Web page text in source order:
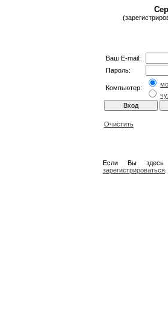
Ваш E-mail:
Пароль:
Компьютер:
Очистить
Если Вы
зарегистрироваться